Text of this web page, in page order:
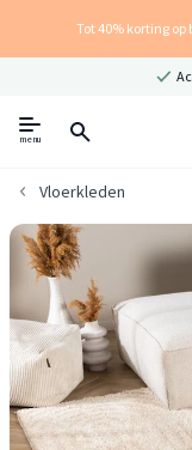
Tot 40% korting
menu
Vloerkleden